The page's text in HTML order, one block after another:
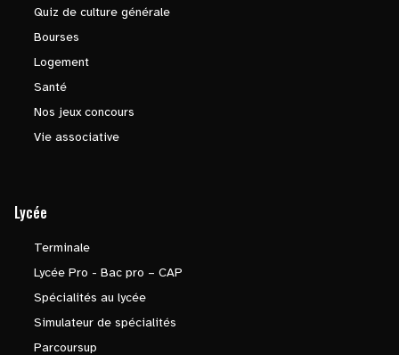
Quiz de culture générale
Bourses
Logement
Santé
Nos jeux concours
Vie associative
Lycée
Terminale
Lycée Pro - Bac pro – CAP
Spécialités au lycée
Simulateur de spécialités
Parcoursup